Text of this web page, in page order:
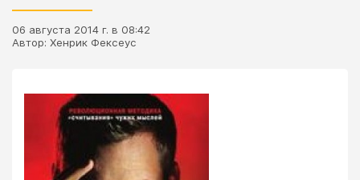
06 августа 2014 г. в 08:42
Автор: Хенрик Фексеус